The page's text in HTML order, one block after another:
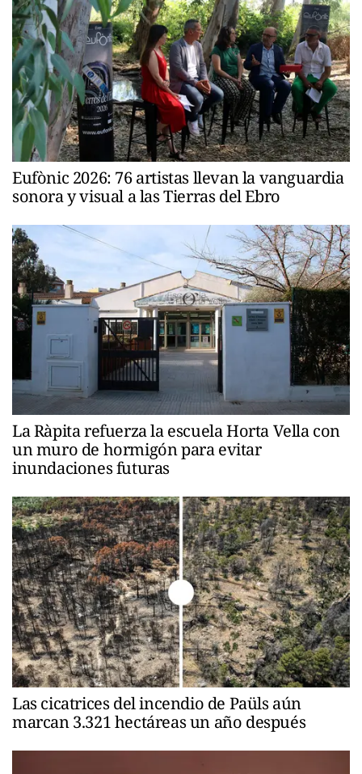
Eufònic 2026: 76 artistas llevan la vanguardia
sonora y visual a las Tierras del Ebro
La Ràpita refuerza la escuela Horta Vella con
un muro de hormigón para evitar
inundaciones futuras
Las cicatrices del incendio de Paüls aún
marcan 3.321 hectáreas un año después